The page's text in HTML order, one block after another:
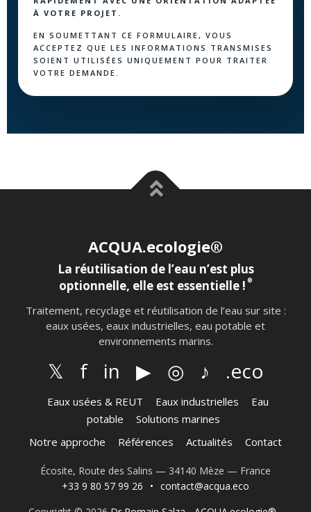
À VOTRE PROJET.
EN SOUMETTANT CE FORMULAIRE, VOUS
ACCEPTEZ QUE LES INFORMATIONS TRANSMISES
SOIENT UTILISÉES UNIQUEMENT POUR TRAITER
VOTRE DEMANDE.
ACQUA.ecologie®
La réutilisation de l’eau n’est plus
optionnelle, elle est essentielle ! ®
Traitement, recyclage et réutilisation de l’eau sur site :
eaux usées, eaux industrielles, eau potable et
environnements marins.
𝕏 f in ▶ ◎ ♪ .eco
Eaux usées & REUT Eaux industrielles
Eau
potable
Solutions marines
Notre approche
Références Actualités Contact
Écosite, Route des Salins — 34140 Mèze — France
+33 9 80 57 99 26
• contact@acqua.eco